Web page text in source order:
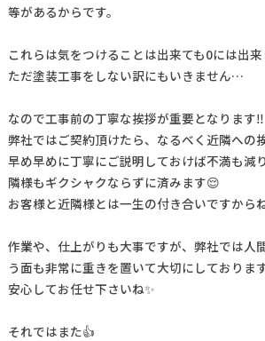
等があるからです。
これらは気をつけることは出来ても0には出
ただ塗装工事をしない訳にもいきません…
なので工事前の丁寧な挨拶が重要となります‼️
弊社ではご契約頂けたら、なるべく近隣への
早め早めに丁寧にご説明しておけば不満も減
隣様もギクシャクならずに済みます😌
お客様と近隣様とは一生の付き合いですからね
作業や、仕上がりも大事ですが、弊社では人
う面も非常に重きを置いて大切にしております
安心してお任せ下さいね✨
それではまた👍